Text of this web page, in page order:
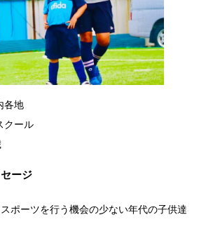
各地
クール
ージ
ポーツを行う機会の少ない年代の子供達